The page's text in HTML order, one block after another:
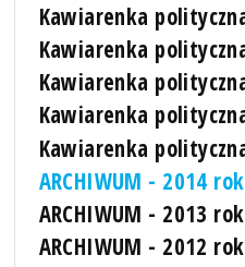
Kawiarenka
Kawiarenka
Kawiarenka
Kawiarenka
Kawiarenka
ARCHIWUM - 2014 rok
ARCHIWUM - 2013 rok
ARCHIWUM - 2012 rok